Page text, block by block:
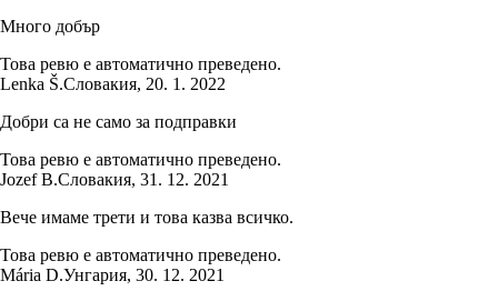
Много добър
Това ревю е автоматично преведено.
Lenka Š.Словакия, 20. 1. 2022
Добри са не само за подправки
Това ревю е автоматично преведено.
Jozef B.Словакия, 31. 12. 2021
Вече имаме трети и това казва всичко.
Това ревю е автоматично преведено.
Mária D.Унгария, 30. 12. 2021